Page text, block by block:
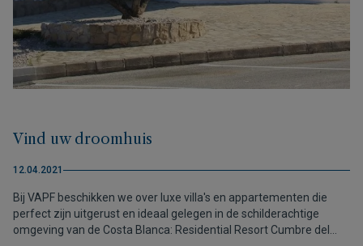
Vind uw droomhuis
12.04.2021
Bij VAPF beschikken we over luxe villa's en appartementen die
perfect zijn uitgerust en ideaal gelegen in de schilderachtige
omgeving van de Costa Blanca: Residential Resort Cumbre del